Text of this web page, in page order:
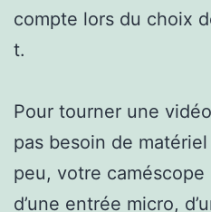
compte lors du choix
t.
Pour tourner une
pas besoin de
peu, votre caméscope
d’une entrée micro,